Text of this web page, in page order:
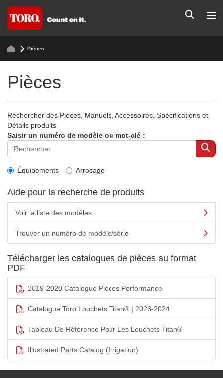
Pièces
Pièces
Rechercher des Pièces, Manuels, Accessoires, Spécifications et
Détails produits
Saisir un numéro de modèle ou mot-clé :
Équipements Arrosage
Aide pour la recherche de produits
Voir la liste des modèles
Trouver un numéro de modèle/série
Télécharger les catalogues de pièces au format
PDF
2019-2020 Catalogue Piéces Performance
Catalogue Toro Louchets Titan® | 2023-2024
Tableau De Référence Pour Les Louchets Titan®
Illustrated Parts Catalog (Irrigation)